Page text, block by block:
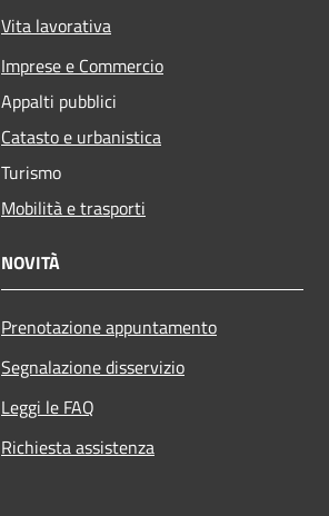
Vita lavorativa
Imprese e Commercio
Appalti pubblici
Catasto e urbanistica
Turismo
Mobilità e trasporti
NOVITÀ
Prenotazione appuntamento
Segnalazione disservizio
Leggi le FAQ
Richiesta assistenza